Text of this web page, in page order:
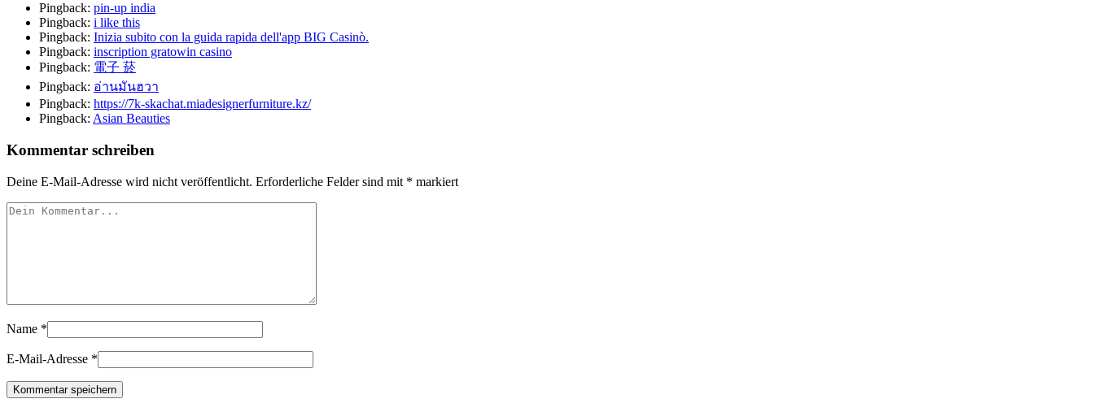
Pingback: pin-up india
Pingback: i like this
Pingback: Inizia subito con la guida rapida dell'app BIG Casinò.
Pingback: inscription gratowin casino
Pingback: 電子 菸
Pingback: อ่านมันฮวา
Pingback: https://7k-skachat.miadesignerfurniture.kz/
Pingback: Asian Beauties
Kommentar schreiben
Deine E-Mail-Adresse wird nicht veröffentlicht. Erforderliche Felder sind mit * markiert
Name *
E-Mail-Adresse *